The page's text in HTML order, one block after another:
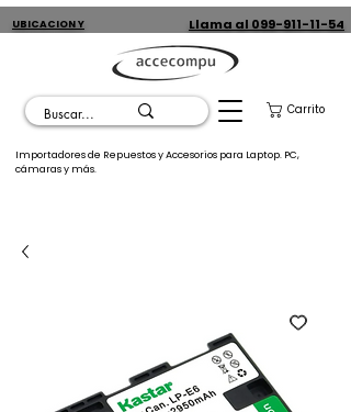
UBICACION Y
Llama al 099-911-11-54
Carrito
Importadores de Repuestos y Accesorios para Laptop. PC,
cámaras y más.